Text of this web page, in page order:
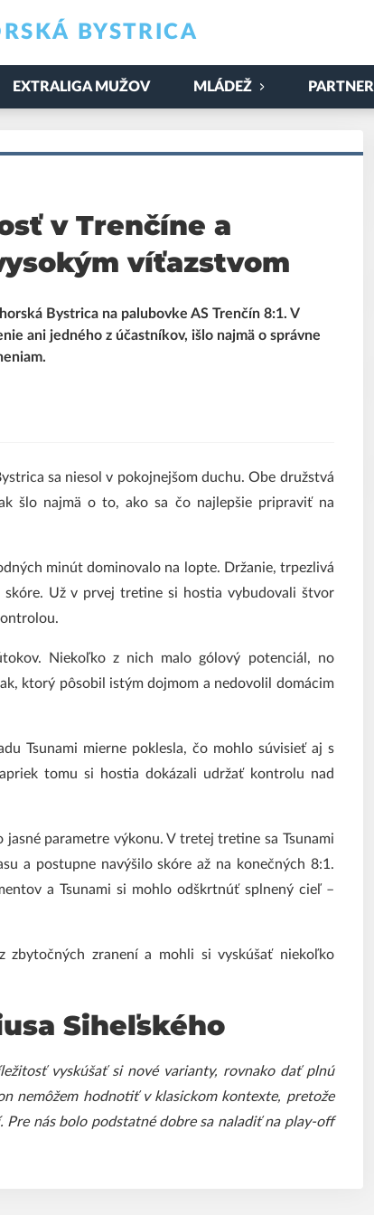
BYSTRICA
EXTRALIGA MUŽOV MLÁDEŽ PARTNERI
v Trenčíne a
víťazstvom
Bystrica na palubovke AS Trenčín 8:1. V
ani jedného z účastníkov, išlo najmä o správne
sa niesol v pokojnejšom duchu. Obe družstvá
šlo najmä o to, ako sa čo najlepšie pripraviť na
minút dominovalo na lopte. Držanie, trpezlivá
Už v prvej tretine si hostia vybudovali štvor
Niekoľko z nich malo gólový potenciál, no
ktorý pôsobil istým dojmom a nedovolil domácim
Tsunami mierne poklesla, čo mohlo súvisieť aj s
tomu si hostia dokázali udržať kontrolu nad
parametre výkonu. V tretej tretine sa Tsunami
a postupne navýšilo skóre až na konečných 8:1.
a Tsunami si mohlo odškrtnúť splnený cieľ –
zranení a mohli si vyskúšať niekoľko
Siheľského
vyskúšať si nové varianty, rovnako dať plnú
nemôžem hodnotiť v klasickom kontexte, pretože
Pre nás bolo podstatné dobre sa naladiť na play-off